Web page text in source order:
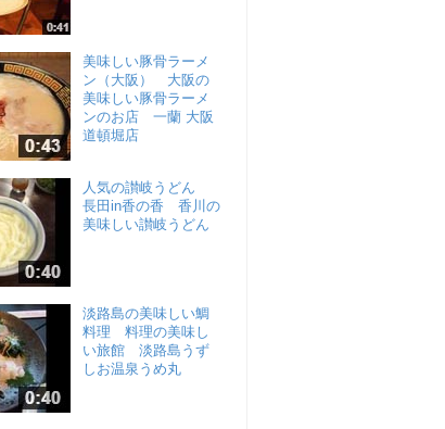
美味しい豚骨ラーメ
ン（大阪） 大阪の
美味しい豚骨ラーメ
ンのお店 一蘭 大阪
道頓堀店
人気の讃岐うどん
長田in香の香 香川の
美味しい讃岐うどん
淡路島の美味しい鯛
料理 料理の美味し
い旅館 淡路島うず
しお温泉うめ丸